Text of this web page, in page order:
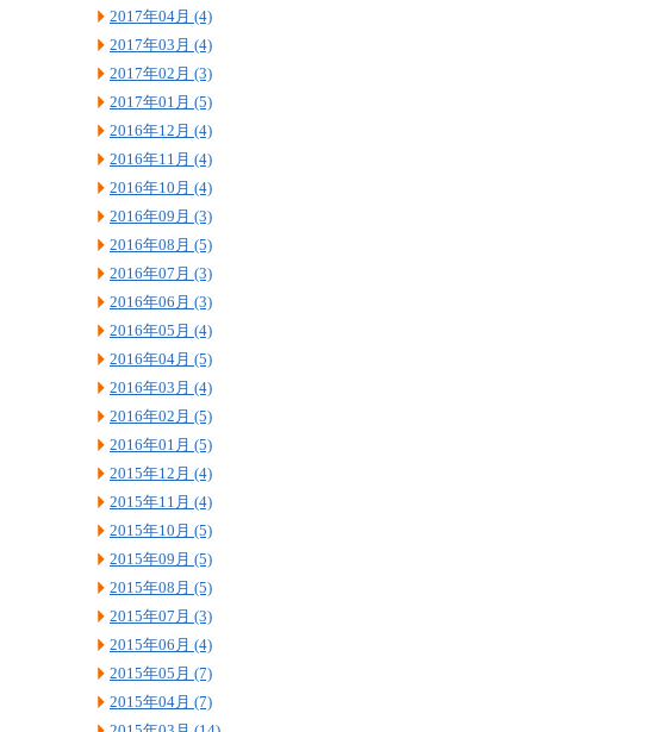
2017年04月 (4)
2017年03月 (4)
2017年02月 (3)
2017年01月 (5)
2016年12月 (4)
2016年11月 (4)
2016年10月 (4)
2016年09月 (3)
2016年08月 (5)
2016年07月 (3)
2016年06月 (3)
2016年05月 (4)
2016年04月 (5)
2016年03月 (4)
2016年02月 (5)
2016年01月 (5)
2015年12月 (4)
2015年11月 (4)
2015年10月 (5)
2015年09月 (5)
2015年08月 (5)
2015年07月 (3)
2015年06月 (4)
2015年05月 (7)
2015年04月 (7)